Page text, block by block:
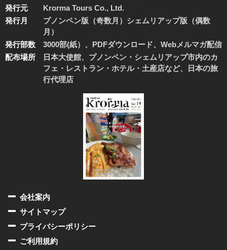
発行元
Krorma Tours Co., Ltd.
発行月
プノンペン版（奇数月）シェムリアップ版（偶数
月）
発行部数
3000部(紙）、PDFダウンロード、Webメルマガ配信
配布場所
日本大使館、プノンペン・シェムリアップ市内のカ
フェ・レストラン・ホテル・土産店など、日本の旅
行代理店
会社案内
サイトマップ
プライバシーポリシー
ご利用規約